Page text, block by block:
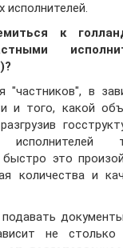
исполнителей.
к
"частников", в
и того, какой
это
количества и
не столько